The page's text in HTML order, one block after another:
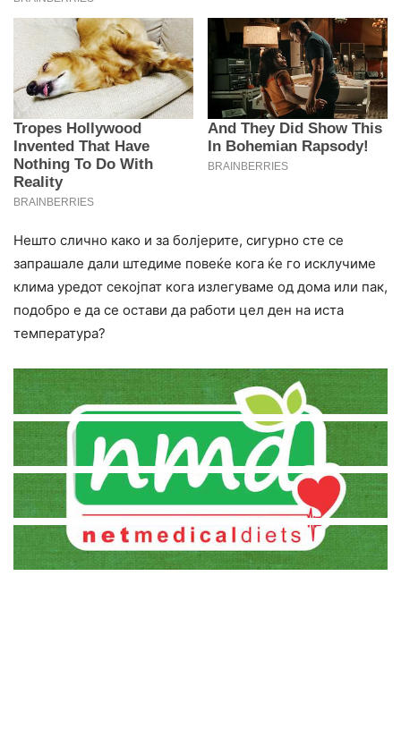
Нешто слично како и за болјерите, сигурно сте се
запрашале дали штедиме повеќе кога ќе го исклучиме
клима уредот секојпат кога излегуваме од дома или пак,
подобро е да се остави да работи цел ден на иста
температура?